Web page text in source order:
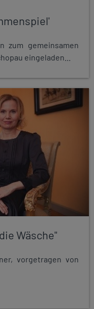
zum gemeinsamen
eingeladen...
Wäsche"
vorgetragen von